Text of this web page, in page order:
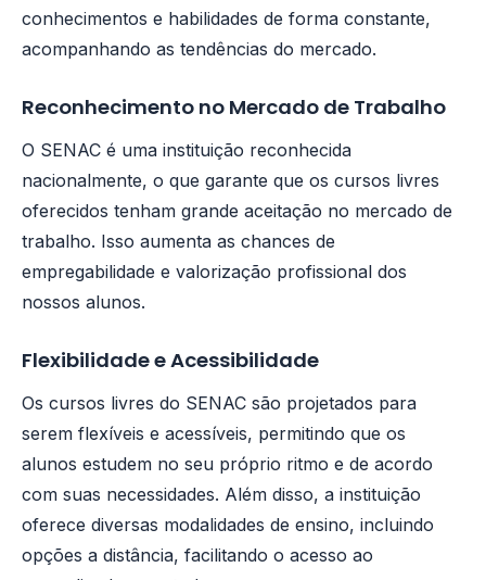
conhecimentos e habilidades de forma constante,
acompanhando as tendências do mercado.
Reconhecimento no Mercado de Trabalho
O SENAC é uma instituição reconhecida
nacionalmente, o que garante que os cursos livres
oferecidos tenham grande aceitação no mercado de
trabalho. Isso aumenta as chances de
empregabilidade e valorização profissional dos
nossos alunos.
Flexibilidade e Acessibilidade
Os cursos livres do SENAC são projetados para
serem flexíveis e acessíveis, permitindo que os
alunos estudem no seu próprio ritmo e de acordo
com suas necessidades. Além disso, a instituição
oferece diversas modalidades de ensino, incluindo
opções a distância, facilitando o acesso ao